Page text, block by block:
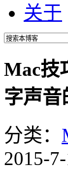
关于
Mac技
字声音
分类：
2015-